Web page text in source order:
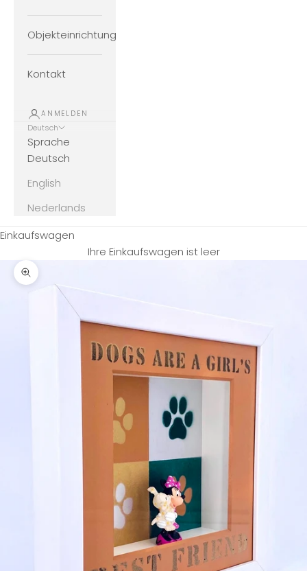
Objekteinrichtung
Kontakt
ANMELDEN
Deutsch
Sprache
Deutsch
English
Nederlands
Einkaufswagen
Ihre Einkaufswagen ist leer
Bild vergrößern